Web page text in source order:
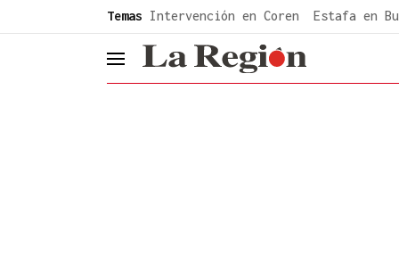
Temas Intervención en Coren Estafa en
header.menu.open